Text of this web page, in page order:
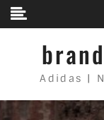
Skip to content
Adidas |